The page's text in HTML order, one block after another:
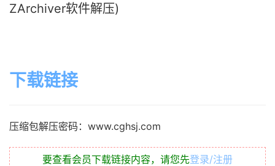
ZArchiver软件解压)
下载链接
压缩包解压密码：www.cghsj.com
要查看会员下载链接内容，请您先登录/注册